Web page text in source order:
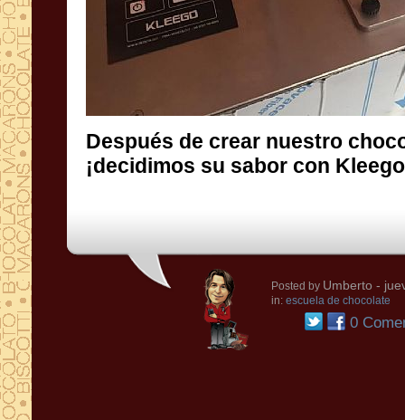
Después de crear nuestro
¡decidimos su sabor con
Posted by Umberto -
in: escuela de chocolate
0